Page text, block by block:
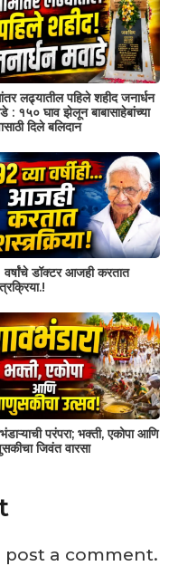
लढ्यातील पहिले शहीद जनार्धन
: १५० घाव झेलून बाबासाहेबांच्या
दिले बलिदान
डॉक्टर आजही करतात
परंपरा; भक्ती, एकोपा आणि
जिवंत वारसा
post a comment.